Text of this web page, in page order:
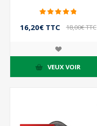
16,20€ TTC 18,00€ TTC
VEUX VOIR